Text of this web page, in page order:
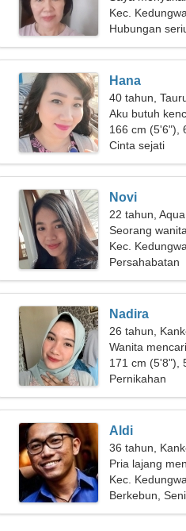
Kec.
Hubungan
Hana
40 tahun,
Aku butuh
166 cm (5'6"),
Cinta sejati
Novi
22 tahun,
Seorang
hubungan
Kec.
Persahabatan
Nadira
26 tahun,
Wanita
171 cm (5'8"),
Pernikahan
Aldi
36 tahun,
Pria lajang
Kec.
Berkebun, Seni